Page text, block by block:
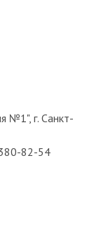
№1", г. Санкт-
380-82-54